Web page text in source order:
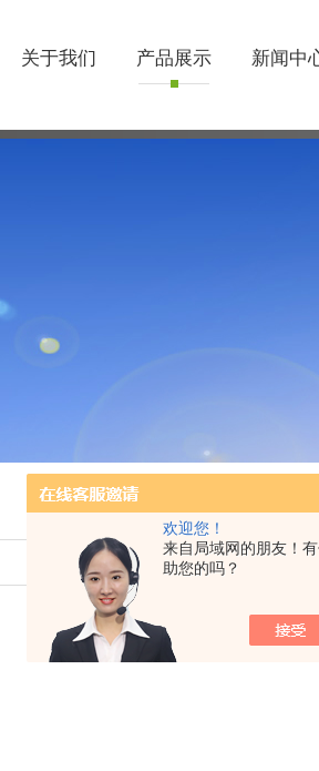
欢迎您！
来自局域网的朋友！
助您的吗？
关于我们 产品展示 新闻中